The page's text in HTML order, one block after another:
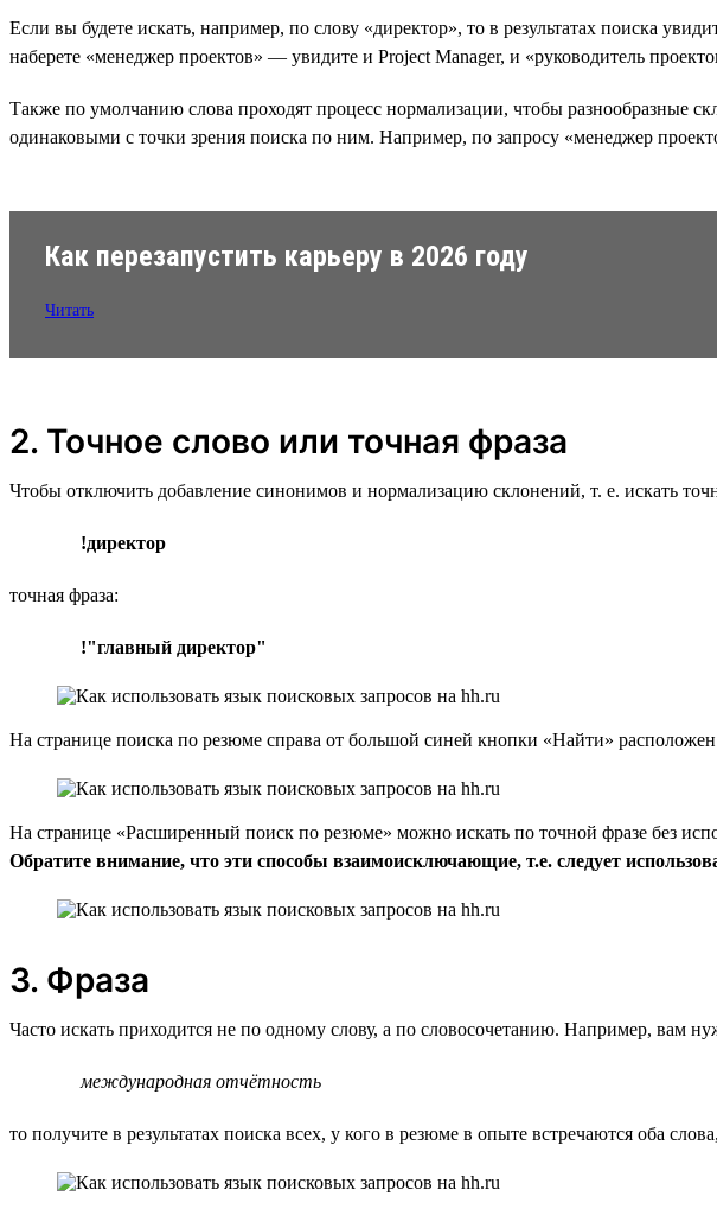
Если вы будете искать, например, по слову «директор», то в результатах поиска
наберете «менеджер проектов» — увидите и Project Manager, и «руководитель
Также по умолчанию слова проходят процесс нормализации, чтобы разнообразные
одинаковыми с точки зрения поиска по ним. Например, по запросу «менеджер
Как перезапустить карьеру в 2026 году
Читать
2. Точное слово или точная фраза
Чтобы отключить добавление синонимов и нормализацию склонений, т. е. искать
!директор
точная фраза:
!"главный директор"
На странице поиска по резюме справа от большой синей кнопки «Найти»
На странице «Расширенный поиск по резюме» можно искать по точной фразе без
Обратите внимание, что эти способы взаимоисключающие, т.е. следует
3. Фраза
Часто искать приходится не по одному слову, а по словосочетанию. Например, вам
международная отчётность
то получите в результатах поиска всех, у кого в резюме в опыте встречаются оба